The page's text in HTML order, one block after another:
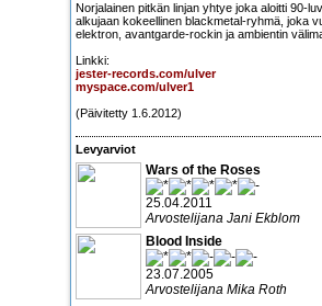
Norjalainen pitkän linjan yhtye joka aloitti 90-
alkujaan kokeellinen blackmetal-ryhmä, joka
elektron, avantgarde-rockin ja ambientin
Linkki:
jester-records.com/ulver
myspace.com/ulver1
(Päivitetty 1.6.2012)
Levyarviot
Wars of the Roses
25.04.2011
Arvostelijana Jani Ekblom
Blood Inside
23.07.2005
Arvostelijana Mika Roth